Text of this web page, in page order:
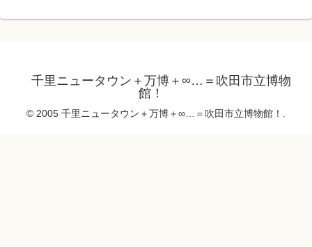
千里ニュータウン＋万博＋∞…＝吹田市立博物
館！
© 2005 千里ニュータウン＋万博＋∞…＝吹田市立博物館！.